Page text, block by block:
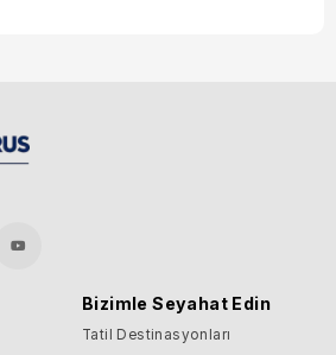
Bizimle Seyahat Edin
Tatil Destinasyonları